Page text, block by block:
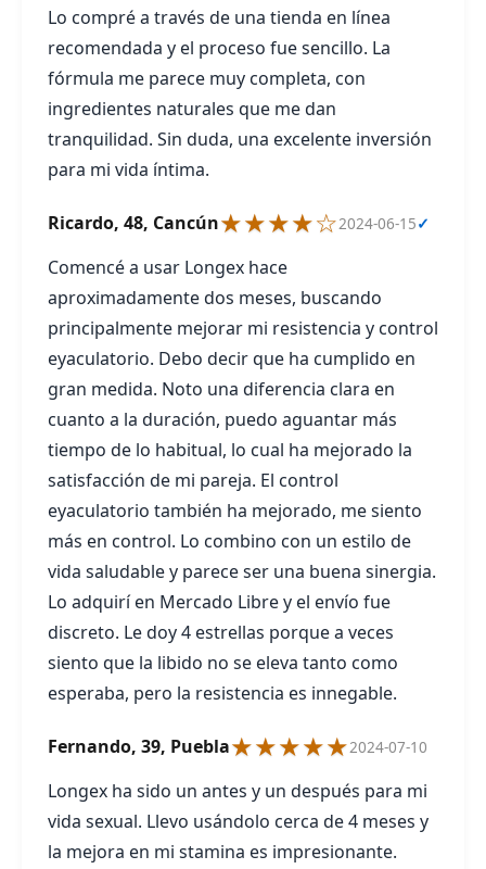
Lo compré a través de una tienda en línea
recomendada y el proceso fue sencillo. La
fórmula me parece muy completa, con
ingredientes naturales que me dan
tranquilidad. Sin duda, una excelente inversión
para mi vida íntima.
Ricardo, 48, Cancún★★★★☆2024-06-15✓
Comencé a usar Longex hace
aproximadamente dos meses, buscando
principalmente mejorar mi resistencia y control
eyaculatorio. Debo decir que ha cumplido en
gran medida. Noto una diferencia clara en
cuanto a la duración, puedo aguantar más
tiempo de lo habitual, lo cual ha mejorado la
satisfacción de mi pareja. El control
eyaculatorio también ha mejorado, me siento
más en control. Lo combino con un estilo de
vida saludable y parece ser una buena sinergia.
Lo adquirí en Mercado Libre y el envío fue
discreto. Le doy 4 estrellas porque a veces
siento que la libido no se eleva tanto como
esperaba, pero la resistencia es innegable.
Fernando, 39, Puebla★★★★★2024-07-10
Longex ha sido un antes y un después para mi
vida sexual. Llevo usándolo cerca de 4 meses y
la mejora en mi stamina es impresionante.